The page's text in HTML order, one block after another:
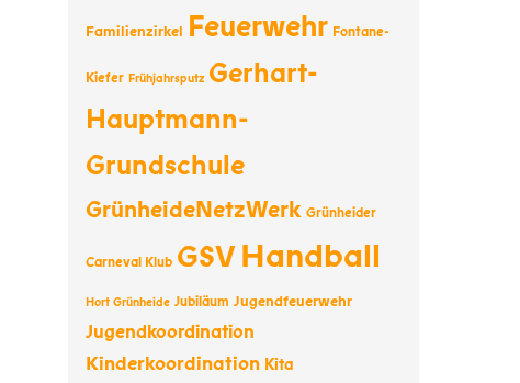
Familienzirkel Feuerwehr Fontane-
Kiefer Frühjahrsputz Gerhart-
Hauptmann-
Grundschule
GrünheideNetzWerk Grünheider
Carneval Klub GSVHandball
Hort Grünheide Jubiläum Jugendfeuerwehr
Jugendkoordination
Kinderkoordination Kita